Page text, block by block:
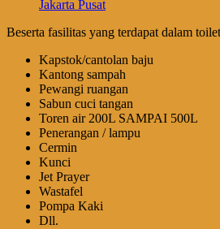
Beserta fasilitas yang terdapat dalam
Kapstok/cantolan baju
Kantong sampah
Pewangi ruangan
Sabun cuci tangan
Toren air 200L SAMPAI 500L
Penerangan / lampu
Cermin
Kunci
Jet Prayer
Wastafel
Pompa Kaki
Dll.